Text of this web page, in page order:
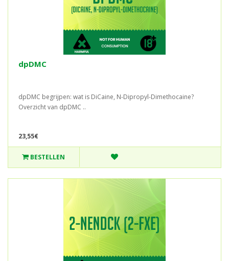
dpDMC
dpDMC begrijpen: wat is DiCaine, N-Dipropyl-Dimethocaine?
Overzicht van dpDMC ..
23,55€
BESTELLEN